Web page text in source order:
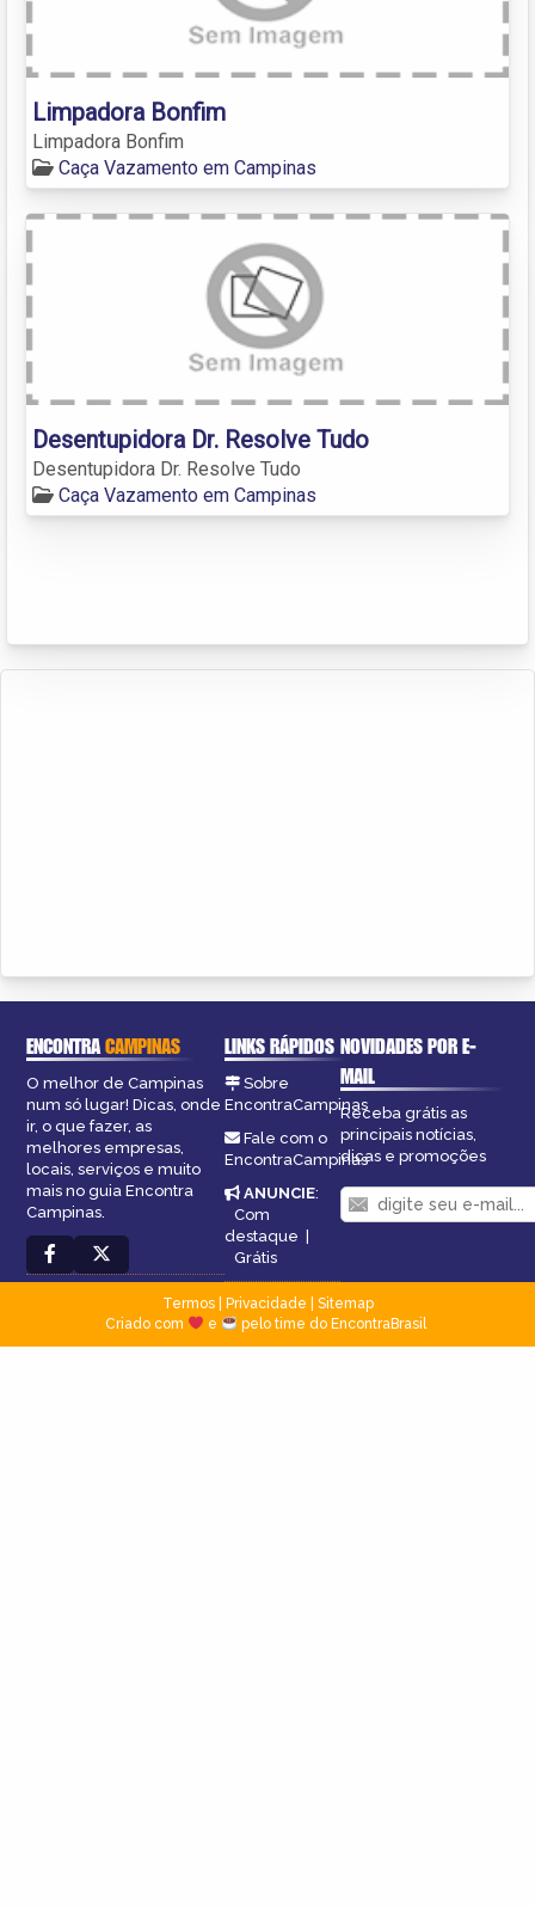
Limpadora Bonfim
Limpadora Bonfim
Caça Vazamento em Campinas
Desentupidora Dr. Resolve Tudo
Desentupidora Dr. Resolve Tudo
Caça Vazamento em Campinas
ENCONTRACAMPINAS
O melhor de Campinas
num só lugar! Dicas, onde
ir, o que fazer, as
melhores empresas,
locais, serviços e muito
mais no guia Encontra
Campinas.
LINKS RÁPIDOS
Sobre
EncontraCampinas
Fale com o
EncontraCampinas
ANUNCIE:
Com
destaque |
Grátis
NOVIDADES POR E-
MAIL
Receba grátis as
principais notícias,
dicas e promoções
Termos| Privacidade
Sitemap
Criado com
e pelo time do EncontraBrasil